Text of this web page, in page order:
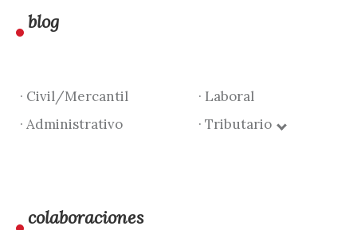
blog
· Civil/Mercantil
· Laboral
· Administrativo
· Tributario
colaboraciones